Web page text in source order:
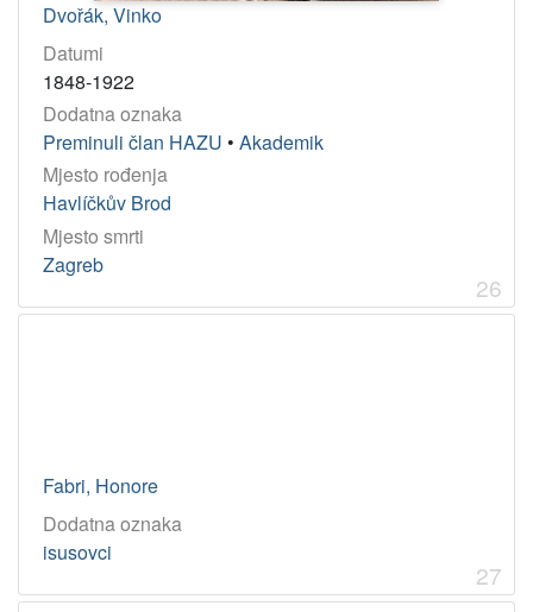
Dvořák, Vinko
Datumi
1848-1922
Dodatna oznaka
Preminuli član HAZU • Akademik
Mjesto rođenja
Havlíčkův Brod
Mjesto smrti
Zagreb
26
Fabri, Honore
Dodatna oznaka
isusovci
27